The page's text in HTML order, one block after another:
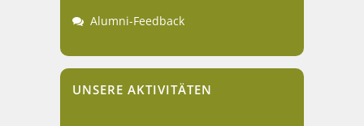
Alumni-Feedback
UNSERE AKTIVITÄTEN